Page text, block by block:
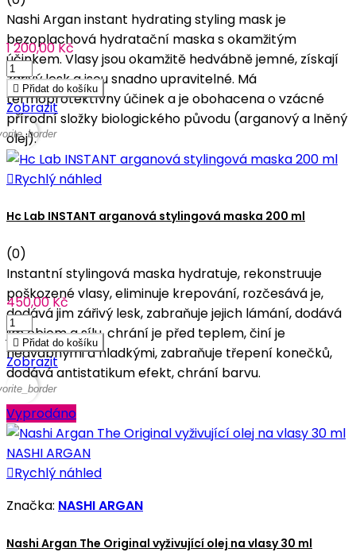
Nashi Argan instant hydrating styling mask je
bezoplachová hydratační maska s okamžitým
účinkem. Vlasy jsou okamžitě hedvábně jemné, získají
zářivý lesk a jsou snadno upravitelné. Má
termoprotektívny účinek a je obohacena o vzácné
přírodní složky biologického původu (arganový a lněný
olej).
1 200,00 Kč
 Přidat do košíku
Zobrazit
Rychlý náhled
Hc Lab INSTANT arganová stylingová maska 200 ml
(0)
Instantní stylingová maska hydratuje, rekonstruuje
poškozené vlasy, eliminuje krepování, rozčesává je,
dodává jim zářivý lesk, zabraňuje jejich lámání, dodává
jim objem a sílu, chrání je před teplem, činí je
hedvábnými a hladkými, zabraňuje třepení konečků,
dodává antistatikum efekt, chrání barvu.
450,00 Kč
 Přidat do košíku
Zobrazit
Vyprodáno
Rychlý náhled
Značka: NASHI ARGAN
Nashi Argan The Original vyživující olej na vlasy 30 ml